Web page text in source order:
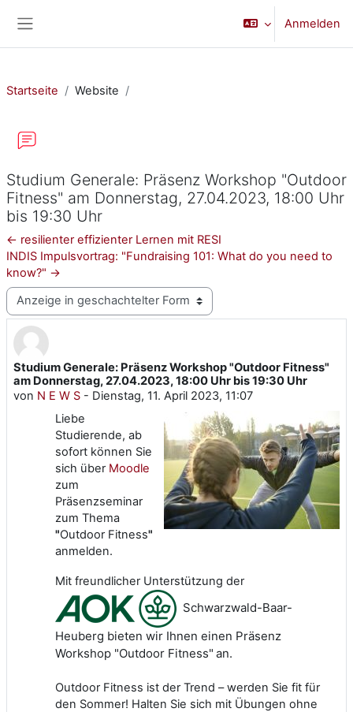
Anmelden
Startseite Website
Studium Generale: Präsenz Workshop "Outdoor
Fitness" am Donnerstag, 27.04.2023, 18:00 Uhr
bis 19:30 Uhr
← resilienter effizienter Lernen mit RESI
INDIS Impulsvortrag: "Fundraising 101: What do you need to
know?" →
Anzeigemodus
Studium Generale: Präsenz Workshop "Outdoor Fitness"
am Donnerstag, 27.04.2023, 18:00 Uhr bis 19:30 Uhr
von N E W S - Dienstag, 11. April 2023, 11:07
Anzahl Antworten: 0
Liebe
Studierende, ab
sofort können Sie
sich über Moodle
zum
Präsenzseminar
zum Thema
"Outdoor Fitness"
anmelden.
Mit freundlicher Unterstützung der
Schwarzwald-Baar-
Heuberg bieten wir Ihnen einen Präsenz
Workshop "Outdoor Fitness" an.
Outdoor Fitness ist der Trend – werden Sie fit für
den Sommer! Halten Sie sich mit Übungen ohne